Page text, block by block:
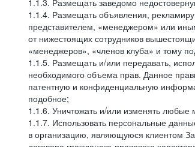
1.1.3. Размещать заведомо
1.1.4. Размещать объявления,
представителем, «менеджером» или
от нижестоящих сотрудников
«менеджеров», «членов клуба» и тому
1.1.5. Размещать и/или передавать,
необходимого объема прав. Данное
патентную и конфиденциальную
подобное;
1.1.6. Уничтожать и/или изменять любые
1.1.7. Использовать персональные
в организацию, являющуюся клиентом